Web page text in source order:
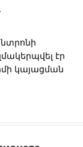
էր
կայացման